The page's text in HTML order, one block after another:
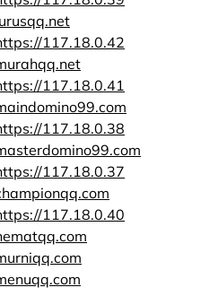
117.18.0.42
117.18.0.41
117.18.0.38
117.18.0.37
117.18.0.40